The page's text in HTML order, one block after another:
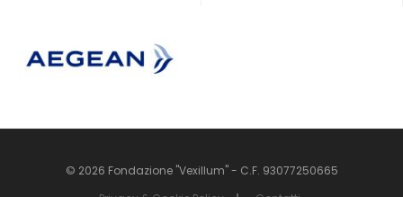
© 2026 Fondazione "Vexillum" - C.F. 93077250665